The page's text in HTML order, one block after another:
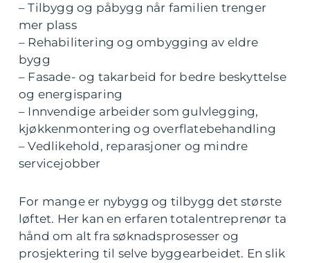
– Tilbygg og påbygg når familien trenger
mer plass
– Rehabilitering og ombygging av eldre
bygg
– Fasade- og takarbeid for bedre beskyttelse
og energisparing
– Innvendige arbeider som gulvlegging,
kjøkkenmontering og overflatebehandling
– Vedlikehold, reparasjoner og mindre
servicejobber
For mange er nybygg og tilbygg det største
løftet. Her kan en erfaren totalentreprenør ta
hånd om alt fra søknadsprosesser og
prosjektering til selve byggearbeidet. En slik